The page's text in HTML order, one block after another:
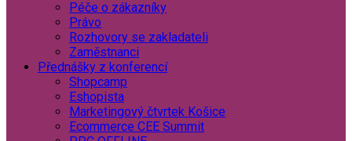
Péče o zákazníky
Právo
Rozhovory se zakladateli
Zaměstnanci
Přednášky z konferencí
Shopcamp
Eshopista
Marketingový čtvrtek Košice
Ecommerce CEE Summit